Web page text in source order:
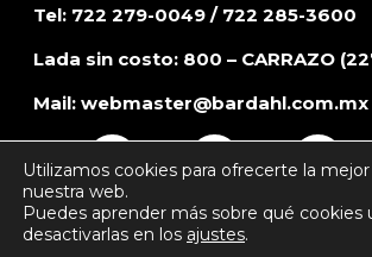
Tel: 722 279-0049 / 722 285-3600
Lada sin costo: 800 – CARRAZO
Mail: webmaster@bardahl.com.mx
Utilizamos cookies para ofrecerte la
nuestra web.
Puedes aprender más sobre qué cookies
desactivarlas en los ajustes.